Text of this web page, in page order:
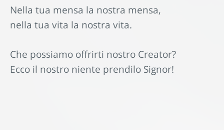
Nella tua mensa la nostra mensa,
nella tua vita la nostra vita.
Che possiamo offrirti nostro Creator?
Ecco il nostro niente prendilo Signor!